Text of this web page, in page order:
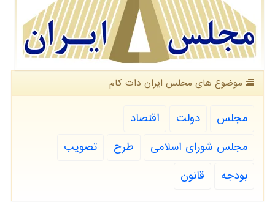
موضوع های مجلس ایران دات كام
مجلس دولت
اقتصاد
مجلس شورای اسلامی
طرح
تصویب
بودجه
قانون